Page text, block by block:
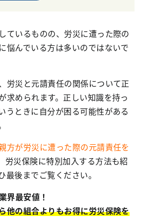
ているものの、労災に遭った際の
悩んでいる方は多いのではないで
労災と元請責任の関係について正
求められます。正しい知識を持っ
うときに自分が困る可能性がある
方が労災に遭った際の元請責任を
労災保険に特別加入する方法も紹
最後までご覧ください。
界最安値！
他の組合よりもお得に労災保険を